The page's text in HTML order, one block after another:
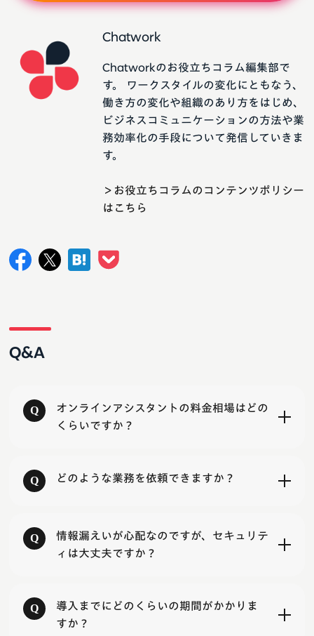
Chatwork
Chatworkのお役立ちコラム編集部で
す。 ワークスタイルの変化にともなう、
働き方の変化や組織のあり方をはじめ、
ビジネスコミュニケーションの方法や業
務効率化の手段について発信していきま
す。
＞お役立ちコラムのコンテンツポリシー
はこちら
Q&A
オンラインアシスタントの料金相場はどの
くらいですか？
どのような業務を依頼できますか？
情報漏えいが心配なのですが、セキュリテ
ィは大丈夫ですか？
導入までにどのくらいの期間がかかりま
すか？